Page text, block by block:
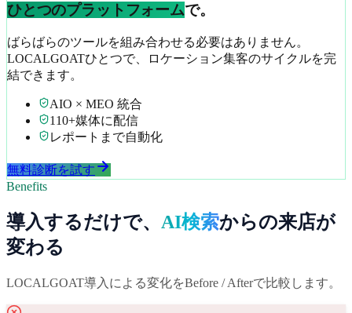
ひとつのプラットフォームで。
ばらばらのツールを組み合わせる必要はありません。
LOCALGOATひとつで、ロケーション集客のサイクルを完
結できます。
AIO × MEO 統合
110+媒体に配信
レポートまで自動化
無料診断を試す
Benefits
導入するだけで、 AI検索からの来店が
変わる
LOCALGOAT導入による変化をBefore / Afterで比較します。